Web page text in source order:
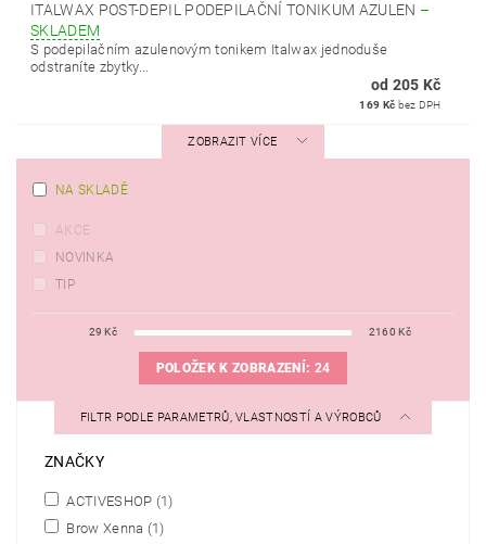
ITALWAX POST-DEPIL PODEPILAČNÍ TONIKUM AZULEN –
SKLADEM
S podepilačním azulenovým tonikem Italwax jednoduše
odstraníte zbytky...
od 205 Kč
169 Kč bez DPH
ZOBRAZIT VÍCE
NA SKLADĚ
AKCE
NOVINKA
TIP
29 Kč 2160 Kč
POLOŽEK K ZOBRAZENÍ: 24
FILTR PODLE PARAMETRŮ, VLASTNOSTÍ A VÝROBCŮ
ZNAČKY
ACTIVESHOP (1)
Brow Xenna (1)